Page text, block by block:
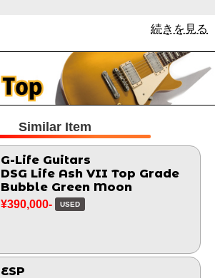
続きを見る
Similar Item
G-Life Guitars
DSG Life Ash VII Top Grade
Bubble Green Moon
¥390,000- USED
ESP